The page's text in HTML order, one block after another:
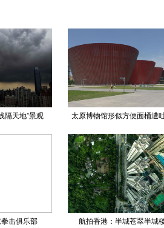
太原博物馆形似方便面桶遭吐槽
男子工作20
航拍香港：半城苍翠半城楼 第41届中国